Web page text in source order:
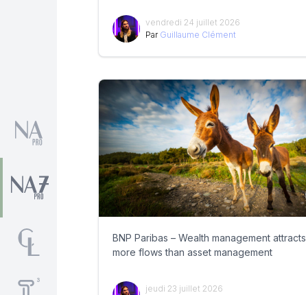
vendredi 24 juillet 2026
Par Guillaume Clément
BNP Paribas – Wealth management attracts
more flows than asset management
jeudi 23 juillet 2026